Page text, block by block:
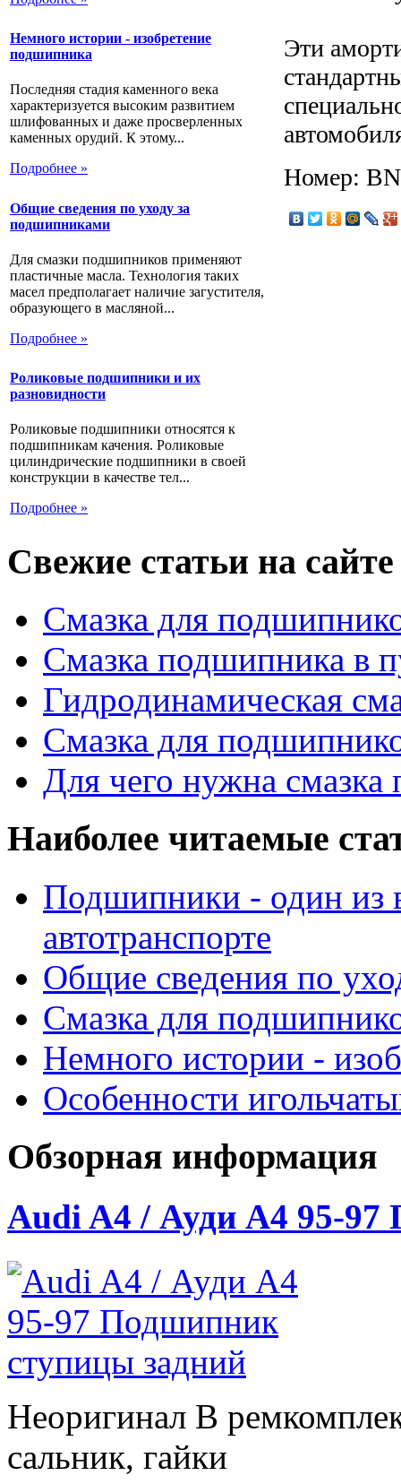
Немного истории - изобретение
подшипника
Последняя стадия каменного века
характеризуется высоким развитием
шлифованных и даже просверленных
каменных орудий. К этому...
Подробнее »
Общие сведения по уходу за
подшипниками
Для смазки подшипников применяют
пластичные масла. Технология таких
масел предполагает наличие загустителя,
образующего в масляной...
Подробнее »
Роликовые подшипники и их
разновидности
Роликовые подшипники относятся к
подшипникам качения. Роликовые
цилиндрические подшипники в своей
конструкции в качестве тел...
Подробнее »
Эти
Номер:
Свежие статьи на сайте
Смазка для
Смазка подшипника в
Гидродинамическая
Смазка для
Для чего нужна
Наиболее читаемые
Подшипники - один из
автотранспорте
Общие сведения по
Смазка для
Немного истории -
Особенности
Обзорная информация
Audi A4 / Ауди А4 95-97
Неоригинал В
сальник, гайки